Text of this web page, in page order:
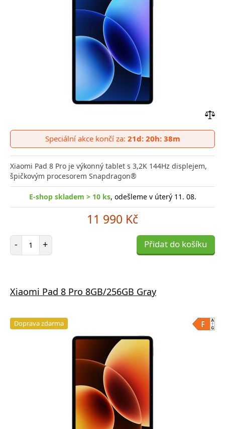
do
Speciální akce končí za: 21d: 20h: 38m
Xiaomi Pad 8 Pro je výkonný tablet s 3,2K 144Hz displejem,
špičkovým procesorem Snapdragon®
E-shop skladem > 10 ks, odešleme v úterý 11. 08.
11 990 Kč
- Počet položek
+ Přidat do košíku
Xiaomi Pad 8 Pro 8GB/256GB Gray
Doprava zdarma